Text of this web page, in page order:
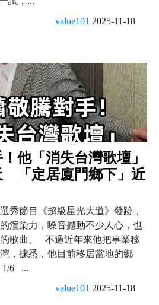
value101 2025-11-18
他「消失台灣歌壇」
「定居廈門鄉下」近
秀節目《超級星光大道》發跡，
渲染力，嗓音撼動不少人心，也
歌曲。 不過近年來他把事業移
，據悉，他目前移居當地的鄉
1/6 ...
value101 2025-11-18